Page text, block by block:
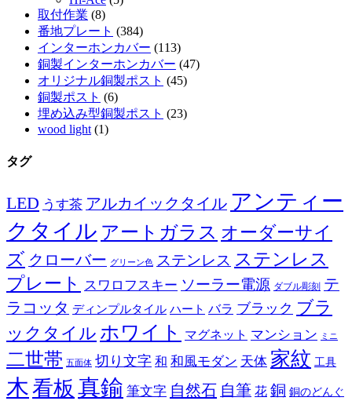
取付作業 (8)
番地プレート (384)
インターホンカバー (113)
銅製インターホンカバー (47)
オリジナル銅製ポスト (45)
銅製ポスト (6)
埋め込み型銅製ポスト (23)
wood light (1)
タグ
LED うす茶 アルカイックタイル アンティー
クタイル アートガラス オーダーサイ
ズ クローバー グリーン色 ステンレス ステンレス
プレート スワロフスキー ソーラー電源 ダブル彫刻 テ
ラコッタ ディンプルタイル ハート バラ ブラック ブラ
ックタイル ホワイト マグネット マンション ミニ
二世帯 五面体 切り文字 和 和風モダン 天体 家紋 工具
木看板 真鍮 筆文字 自然石 自筆 花 銅 銅のどんぐ